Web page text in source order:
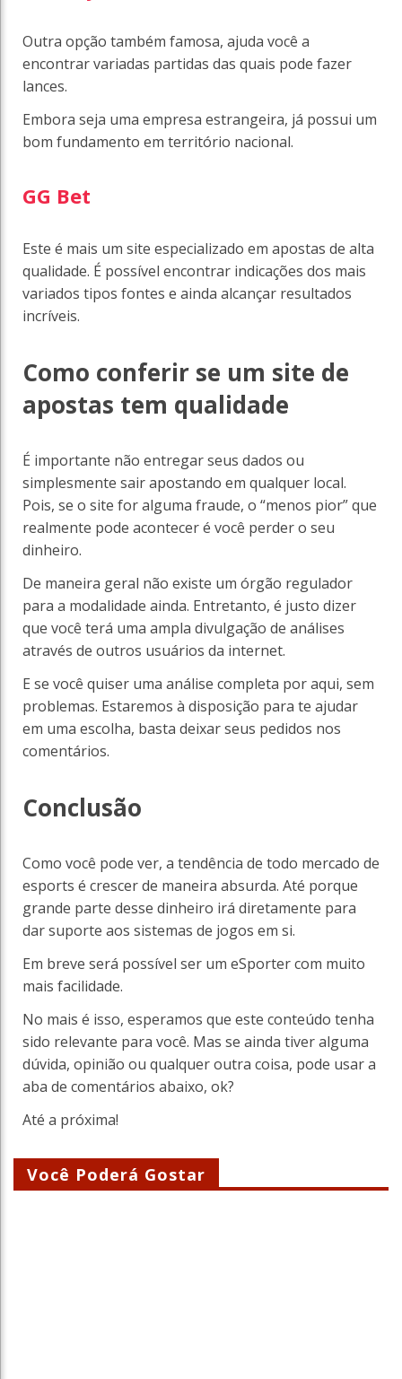
Outra opção também famosa, ajuda você a
encontrar variadas partidas das quais pode fazer
lances.
Embora seja uma empresa estrangeira, já possui um
bom fundamento em território nacional.
GG Bet
Este é mais um site especializado em apostas de alta
qualidade. É possível encontrar indicações dos mais
variados tipos fontes e ainda alcançar resultados
incríveis.
Como conferir se um site de
apostas tem qualidade
É importante não entregar seus dados ou
simplesmente sair apostando em qualquer local.
Pois, se o site for alguma fraude, o “menos pior” que
realmente pode acontecer é você perder o seu
dinheiro.
De maneira geral não existe um órgão regulador
para a modalidade ainda. Entretanto, é justo dizer
que você terá uma ampla divulgação de análises
através de outros usuários da internet.
E se você quiser uma análise completa por aqui, sem
problemas. Estaremos à disposição para te ajudar
em uma escolha, basta deixar seus pedidos nos
comentários.
Conclusão
Como você pode ver, a tendência de todo mercado de
esports é crescer de maneira absurda. Até porque
grande parte desse dinheiro irá diretamente para
dar suporte aos sistemas de jogos em si.
Em breve será possível ser um eSporter com muito
mais facilidade.
No mais é isso, esperamos que este conteúdo tenha
sido relevante para você. Mas se ainda tiver alguma
dúvida, opinião ou qualquer outra coisa, pode usar a
aba de comentários abaixo, ok?
Até a próxima!
Você Poderá Gostar